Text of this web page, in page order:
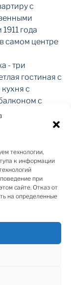
технологии,
к информации
при
сайте. Отказ от
на определенные
с
года
самом центре
- три
гостиная с
с
с
ванные
другая с
подсобное
премиальный
ванных
сантехника
Boch.
камня, не